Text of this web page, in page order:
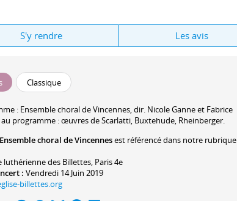
S'y rendre Les avis
Classique
: Ensemble choral de Vincennes, dir. Nicole Ganneet Fabrice
au programme : œuvres de Scarlatti, Buxtehude, Rheinberger.
Ensemble choral de Vincennesest référencé dans notre rubrique
luthérienne des Billettes, Paris 4e
: Vendredi 14 Juin 2019
billettes.org